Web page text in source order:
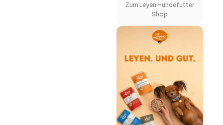
Zum Leyen Hundefutter
Shop